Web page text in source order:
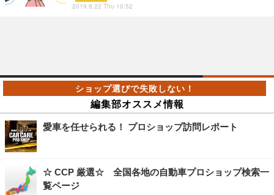
2019.8.22 Thu 10:52
編集部オススメ情報
愛車を任せられる！ プロショップ訪問レポート
☆ CCP 厳選☆ 全国各地の自動車プロショップ検索一
覧ページ